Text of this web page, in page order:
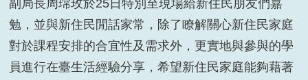
副局長周瑺玫於25日特別至現場給新住民朋友們嘉
勉，並與新住民閒話家常，除了瞭解關心新住民家庭
對於課程安排的合宜性及需求外，更實地與參與的學
員進行在臺生活經驗分享，希望新住民家庭能夠藉著